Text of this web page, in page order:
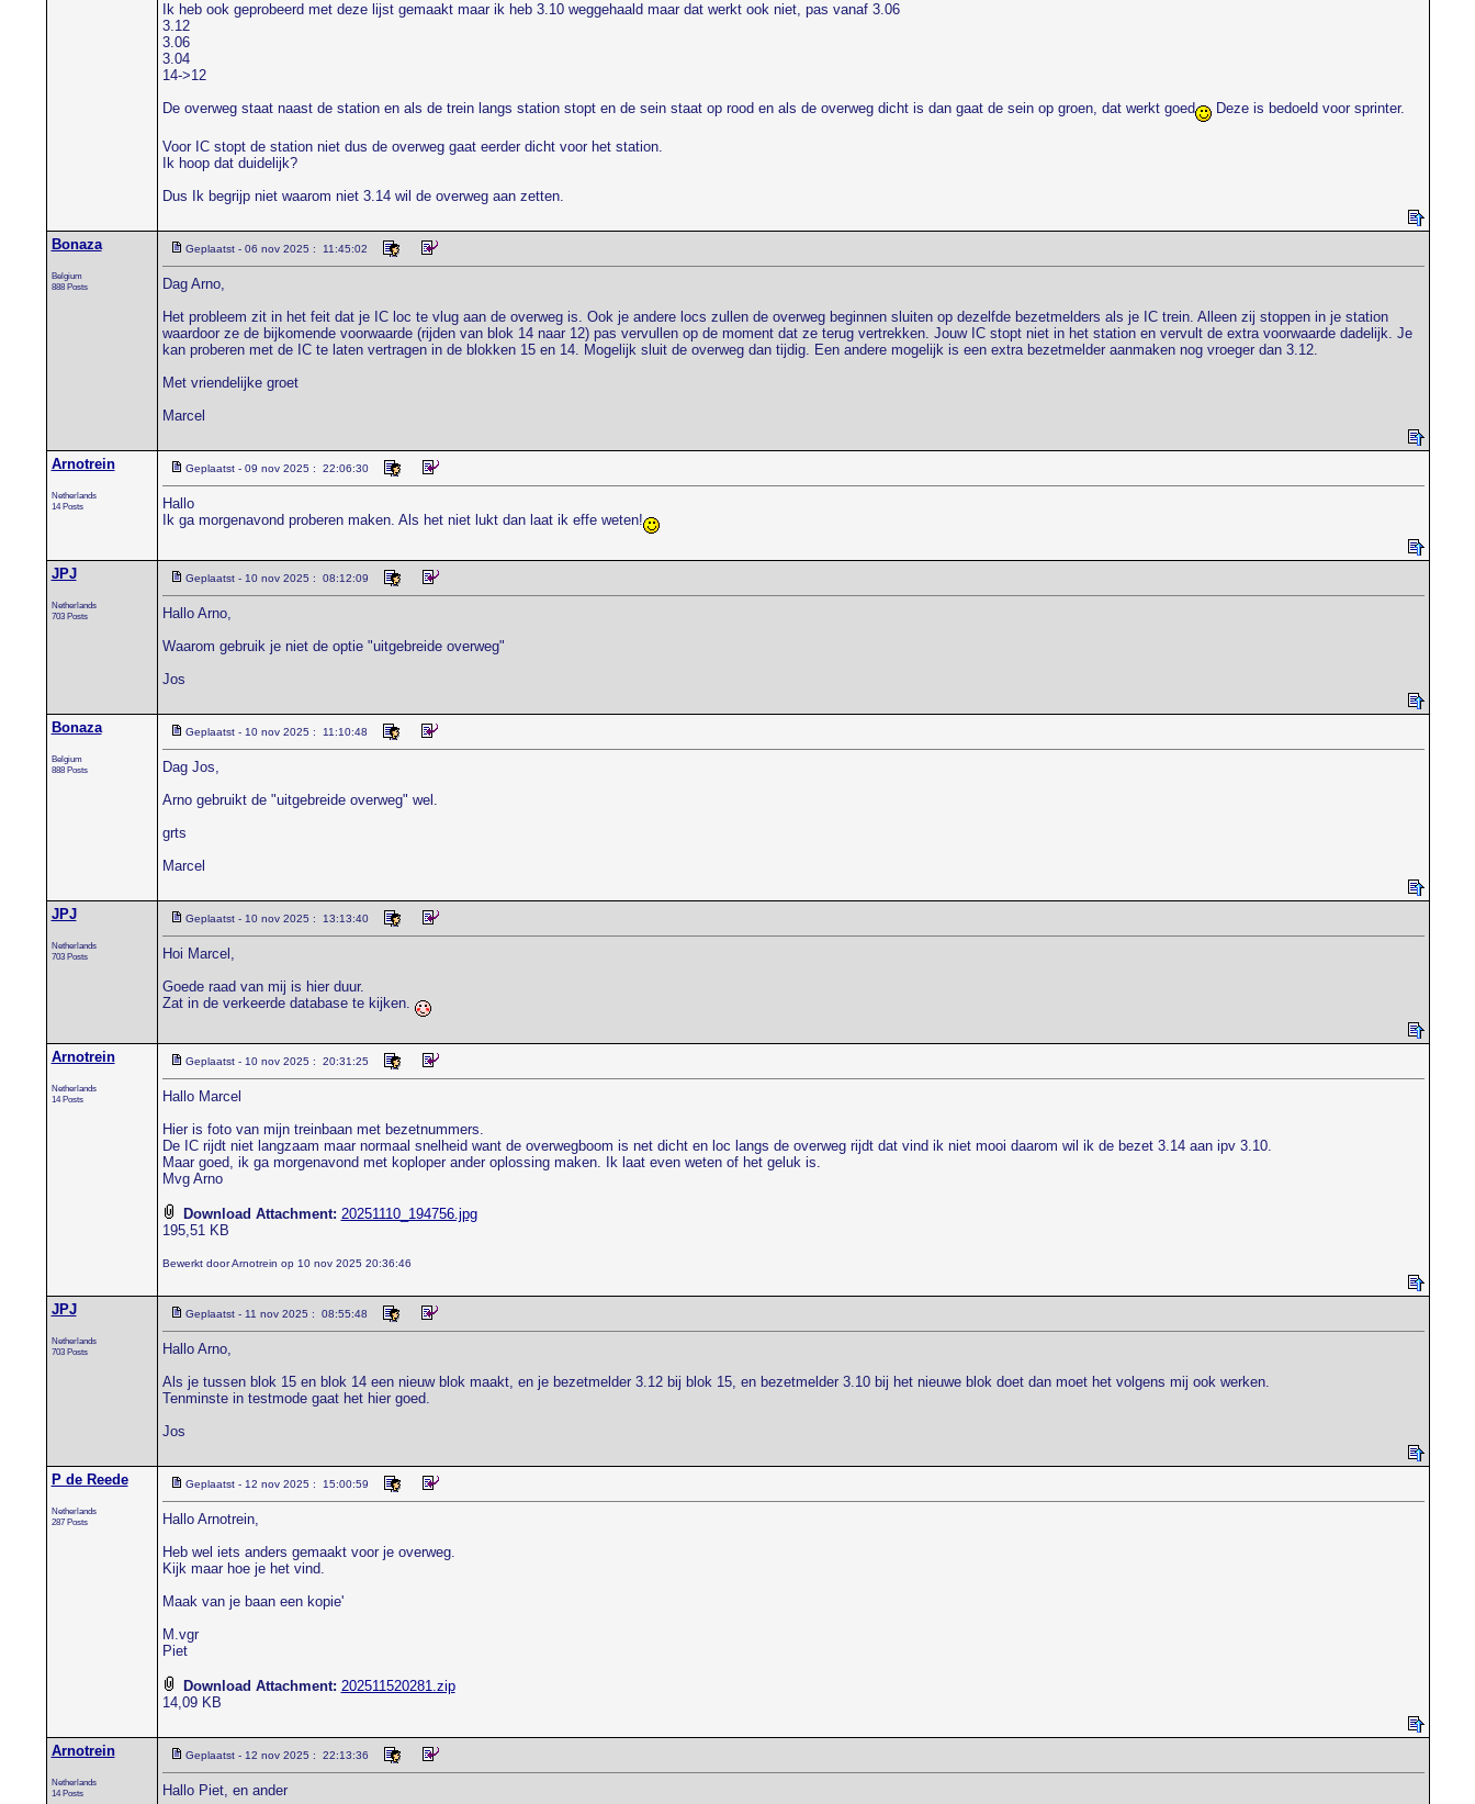
Ik heb ook geprobeerd met deze lijst gemaakt maar ik heb 3.10 weggehaald maar dat werkt ook niet, pas vanaf 3.06
3.12
3.06
3.04
14->12
De overweg staat naast de station en als de trein langs station stopt en de sein staat op rood en als de overweg dicht is dan gaat de sein op groen, dat werkt goed
Deze is bedoeld voor sprinter.
Voor IC stopt de station niet dus de overweg gaat eerder dicht voor het station.
Ik hoop dat duidelijk?
Dus Ik begrijp niet waarom niet 3.14 wil de overweg aan zetten.
Bonaza
Belgium
888 Posts
Geplaatst - 06 nov 2025 : 11:45:02
Dag Arno,
Het probleem zit in het feit dat je IC loc te vlug aan de overweg is. Ook je andere locs zullen de overweg beginnen sluiten op dezelfde bezetmelders als je IC trein. Alleen zij stoppen in je station
waardoor ze de bijkomende voorwaarde (rijden van blok 14 naar 12) pas vervullen op de moment dat ze terug vertrekken. Jouw IC stopt niet in het station en vervult de extra voorwaarde dadelijk. Je
kan proberen met de IC te laten vertragen in de blokken 15 en 14. Mogelijk sluit de overweg dan tijdig. Een andere mogelijk is een extra bezetmelder aanmaken nog vroeger dan 3.12.
Met vriendelijke groet
Marcel
Arnotrein
Netherlands
14 Posts
Geplaatst - 09 nov 2025 : 22:06:30
Hallo
Ik ga morgenavond proberen maken. Als het niet lukt dan laat ik effe weten!
JPJ
Netherlands
703 Posts
Geplaatst - 10 nov 2025 : 08:12:09
Hallo Arno,
Waarom gebruik je niet de optie "uitgebreide overweg"
Jos
Bonaza
Belgium
888 Posts
Geplaatst - 10 nov 2025 : 11:10:48
Dag Jos,
Arno gebruikt de "uitgebreide overweg" wel.
grts
Marcel
JPJ
Netherlands
703 Posts
Geplaatst - 10 nov 2025 : 13:13:40
Hoi Marcel,
Goede raad van mij is hier duur.
Zat in de verkeerde database te kijken.
Arnotrein
Netherlands
14 Posts
Geplaatst - 10 nov 2025 : 20:31:25
Hallo Marcel
Hier is foto van mijn treinbaan met bezetnummers.
De IC rijdt niet langzaam maar normaal snelheid want de overwegboom is net dicht en loc langs de overweg rijdt dat vind ik niet mooi daarom wil ik de bezet 3.14 aan ipv 3.10.
Maar goed, ik ga morgenavond met koploper ander oplossing maken. Ik laat even weten of het geluk is.
Mvg Arno
Download Attachment: 20251110_194756.jpg
195,51 KB
Bewerkt door Arnotrein op 10 nov 2025 20:36:46
JPJ
Netherlands
703 Posts
Geplaatst - 11 nov 2025 : 08:55:48
Hallo Arno,
Als je tussen blok 15 en blok 14 een nieuw blok maakt, en je bezetmelder 3.12 bij blok 15, en bezetmelder 3.10 bij het nieuwe blok doet dan moet het volgens mij ook werken.
Tenminste in testmode gaat het hier goed.
Jos
P de Reede
Netherlands
287 Posts
Geplaatst - 12 nov 2025 : 15:00:59
Hallo Arnotrein,
Heb wel iets anders gemaakt voor je overweg.
Kijk maar hoe je het vind.
Maak van je baan een kopie'
M.vgr
Piet
Download Attachment: 202511520281.zip
14,09 KB
Arnotrein
Netherlands
14 Posts
Geplaatst - 12 nov 2025 : 22:13:36
Hallo Piet, en ander